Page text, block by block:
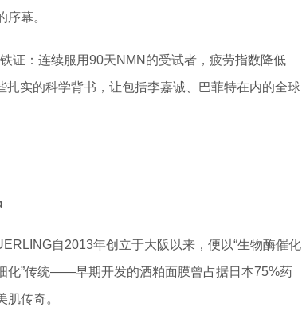
幕。
证：连续服用90天NMN的受试者，疲劳指数降低
实的科学背书，让包括李嘉诚、巴菲特在内的全球
自2013年创立于大阪以来，便以“生物酶催化
化”传统——早期开发的酒粕面膜曾占据日本75%药
传奇。